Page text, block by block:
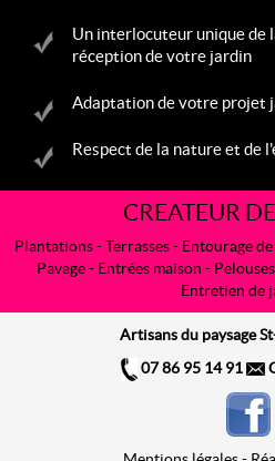
Un interlocuteur unique de
réception de votre jardin
Adaptation de votre projet
Respect de la nature et de
CREATEUR
Plantations-Terrasses- Entourage
Pavage - Entrées maison - Pelouses
Entretien de
Artisans du paysage
07 86 95 14 91